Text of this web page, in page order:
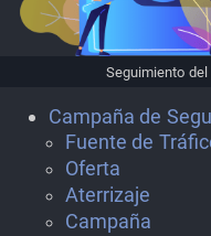
Seguimiento
Campaña de
Fuente de
Oferta
Aterrizaje
Campaña